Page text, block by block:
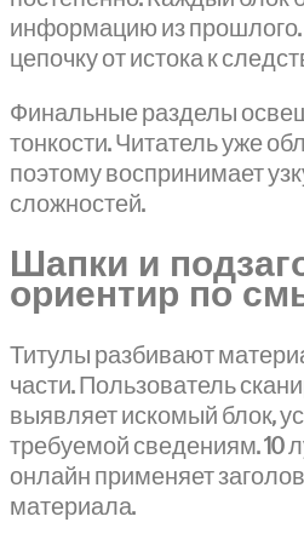
информацию из
цепочку от истока к
Финальные разделы
тонкости. Читатель уже
поэтому воспринимает
сложностей.
Шапки и
ориентир по
Титулы разбивают
части. Пользователь
выявляет искомый блок,
требуемой сведениям. 10
онлайн применяет
материала.